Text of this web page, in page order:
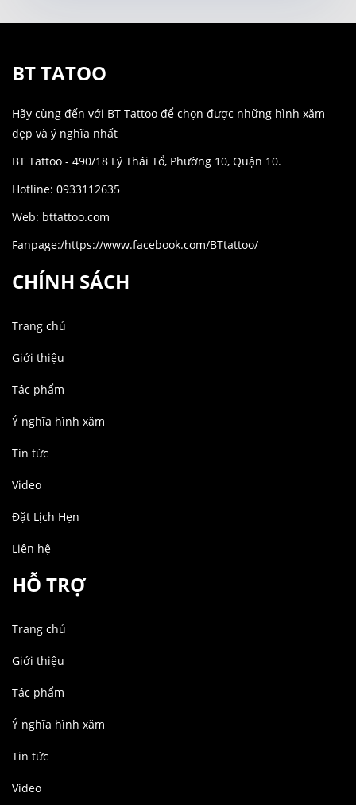
BT TATOO
Hãy cùng đến với BT Tattoo để chọn được những hình xăm
đẹp và ý nghĩa nhất
BT Tattoo - 490/18 Lý Thái Tổ, Phường 10, Quận 10.
Hotline: 0933112635
Web: bttattoo.com
Fanpage:/https://www.facebook.com/BTtattoo/
CHÍNH SÁCH
Trang chủ
Giới thiệu
Tác phẩm
Ý nghĩa hình xăm
Tin tức
Video
Đặt Lịch Hẹn
Liên hệ
HỖ TRỢ
Trang chủ
Giới thiệu
Tác phẩm
Ý nghĩa hình xăm
Tin tức
Video